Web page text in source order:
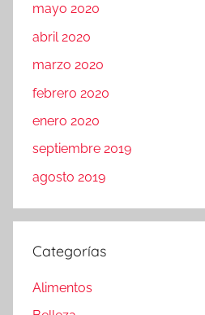
mayo 2020
abril 2020
marzo 2020
febrero 2020
enero 2020
septiembre 2019
agosto 2019
Categorías
Alimentos